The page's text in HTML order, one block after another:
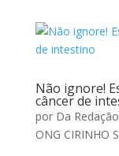
Não ignore!
câncer de
por Da Redação
ONG CIRINHO